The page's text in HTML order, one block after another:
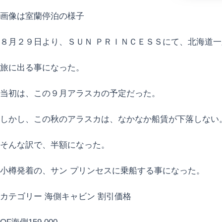
画像は室蘭停泊の様子
８月２９日より、ＳＵＮ ＰＲＩＮＣＥＳＳにて、北海道
旅に出る事になった。
当初は、この９月アラスカの予定だった。
しかし、この秋のアラスカは、なかなか船賃が下落しない
そんな訳で、半額になった。
小樽発着の、サン プリンセスに乗船する事になった。
カテゴリー 海側キャビン 割引価格